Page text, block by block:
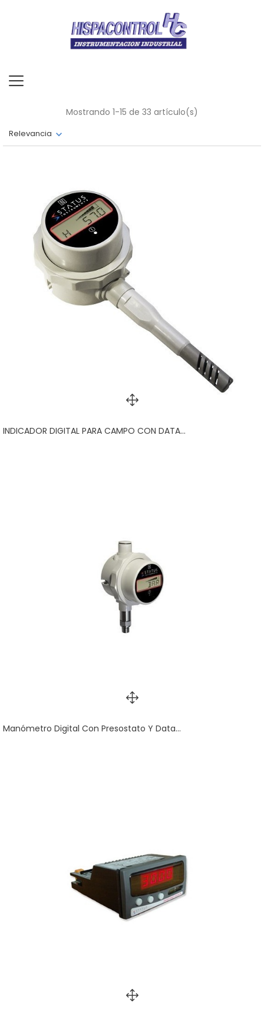
Relevancia
Mostrando 1-15 de 33 artículo(s)
INDICADOR DIGITAL PARA CAMPO CON DATA...
Manómetro Digital Con Presostato Y Data...